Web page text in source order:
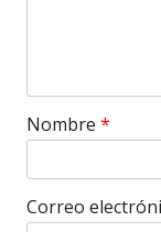
Nombre *
Correo